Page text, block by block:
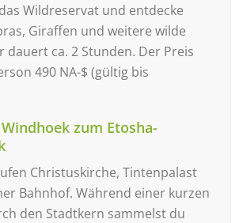
Wildreservat und entdecke
Giraffen und weitere wilde
dauert ca. 2 Stunden. Der Preis
490 NA-$ (gültig bis
zum Etosha-
Christuskirche, Tintenpalast
Bahnhof. Während einer kurzen
den Stadtkern sammelst du